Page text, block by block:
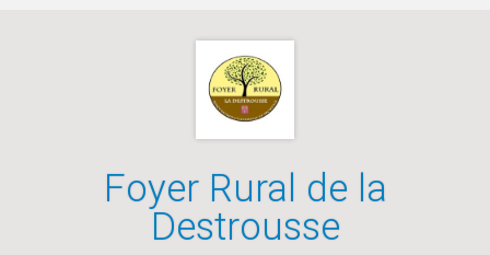
Foyer Rural de la
Destrousse